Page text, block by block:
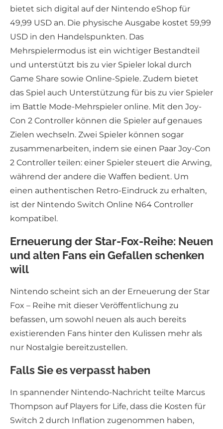
bietet sich digital auf der Nintendo eShop für
49,99 USD an. Die physische Ausgabe kostet 59,99
USD in den Handelspunkten. Das
Mehrspielermodus ist ein wichtiger Bestandteil
und unterstützt bis zu vier Spieler lokal durch
Game Share sowie Online-Spiele. Zudem bietet
das Spiel auch Unterstützung für bis zu vier Spieler
im Battle Mode-Mehrspieler online. Mit den Joy-
Con 2 Controller können die Spieler auf genaues
Zielen wechseln. Zwei Spieler können sogar
zusammenarbeiten, indem sie einen Paar Joy-Con
2 Controller teilen: einer Spieler steuert die Arwing,
während der andere die Waffen bedient. Um
einen authentischen Retro-Eindruck zu erhalten,
ist der Nintendo Switch Online N64 Controller
kompatibel.
Erneuerung der Star-Fox-Reihe: Neuen
und alten Fans ein Gefallen schenken
will
Nintendo scheint sich an der Erneuerung der Star
Fox – Reihe mit dieser Veröffentlichung zu
befassen, um sowohl neuen als auch bereits
existierenden Fans hinter den Kulissen mehr als
nur Nostalgie bereitzustellen.
Falls Sie es verpasst haben
In spannender Nintendo-Nachricht teilte Marcus
Thompson auf Players for Life, dass die Kosten für
Switch 2 durch Inflation zugenommen haben,